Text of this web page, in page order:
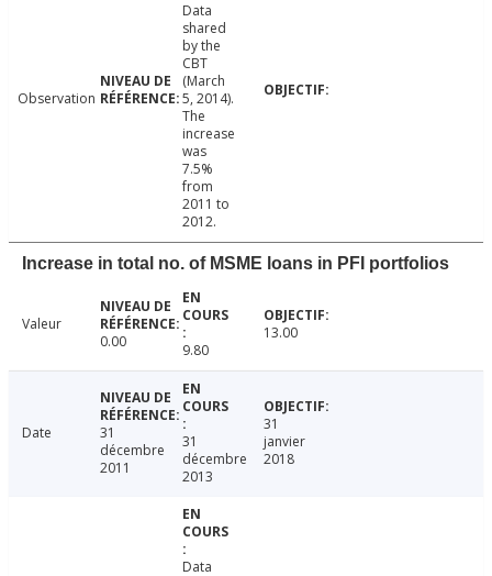
Observation
Data
shared
by the
CBT
(March
5, 2014).
The
increase
was
7.5%
from
2011 to
2012.
Increase in total no. of MSME loans in PFI portfolios
Valeur
0.00
9.80
13.00
Date
31
décembre
2011
31
décembre
2013
31
janvier
2018
Data